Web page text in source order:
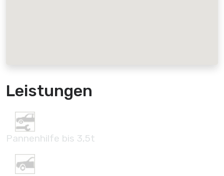
Leistungen
Pannenhilfe bis 3,5t